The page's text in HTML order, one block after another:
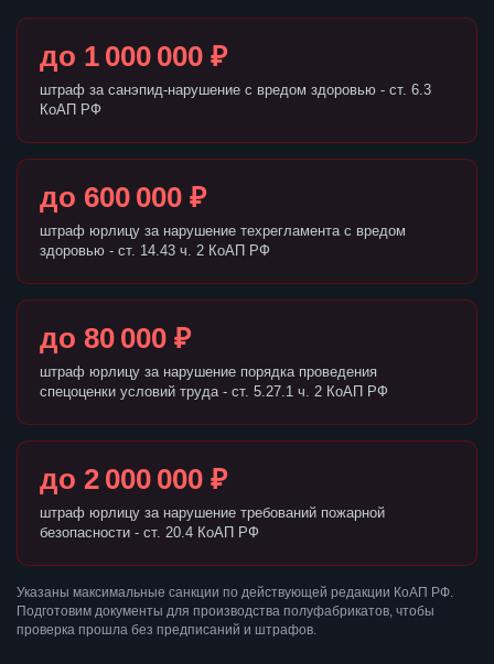
до 1 000 000 ₽
штраф за санэпид-нарушение с вредом здоровью - ст. 6.3
КоАП РФ
до 600 000 ₽
штраф юрлицу за нарушение техрегламента с вредом
здоровью - ст. 14.43 ч. 2 КоАП РФ
до 80 000 ₽
штраф юрлицу за нарушение порядка проведения
спецоценки условий труда - ст. 5.27.1 ч. 2 КоАП РФ
до 2 000 000 ₽
штраф юрлицу за нарушение требований пожарной
безопасности - ст. 20.4 КоАП РФ
Указаны максимальные санкции по действующей редакции КоАП РФ.
Подготовим документы для производства полуфабрикатов, чтобы
проверка прошла без предписаний и штрафов.